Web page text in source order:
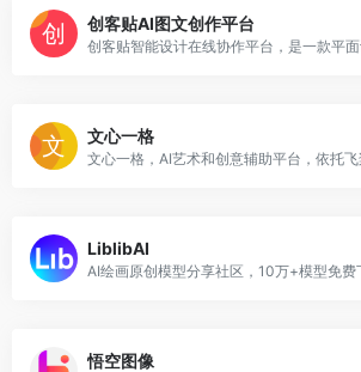
创客贴AI图文创作平台
文心一格
LiblibAI
悟空图像